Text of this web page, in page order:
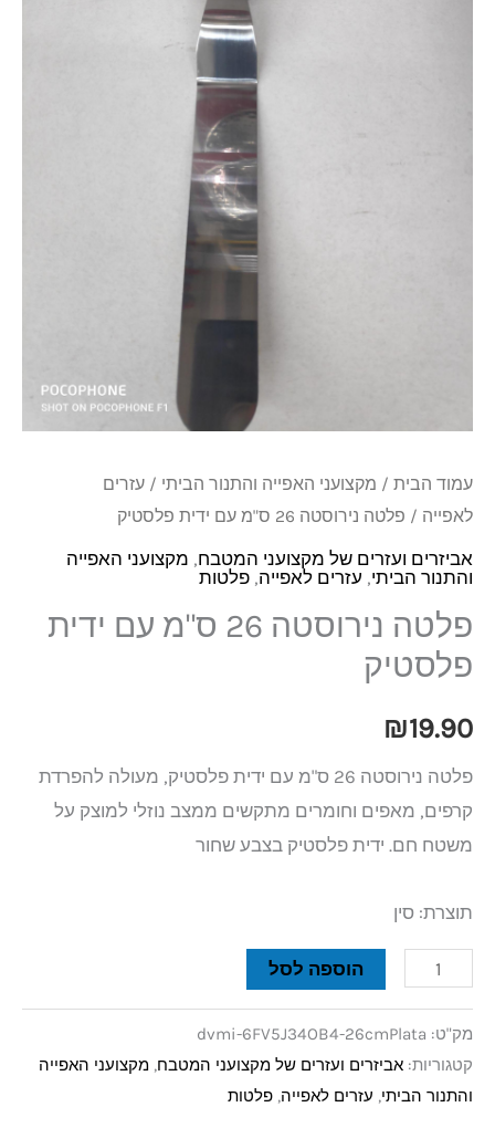
עמוד הבית / מקצועני האפייה והתנור הביתי / עזרים
לאפייה / פלטה נירוסטה 26 ס"מ עם ידית פלסטיק
אביזרים ועזרים של מקצועני המטבח, מקצועני האפייה
והתנור הביתי, עזרים לאפייה, פלטות
פלטה נירוסטה 26 ס"מ עם ידית
פלסטיק
₪19.90
פלטה נירוסטה 26 ס"מ עם ידית פלסטיק, מעולה להפרדת
קרפים, מאפים וחומרים מתקשים ממצב נוזלי למוצק על
משטח חם. ידית פלסטיק בצבע שחור
תוצרת: סין
הוספה לסל
מק"ט: dvmi-6FV5J34OB4-26cmPlata
קטגוריות: אביזרים ועזרים של מקצועני המטבח, מקצועני האפייה
והתנור הביתי, עזרים לאפייה, פלטות